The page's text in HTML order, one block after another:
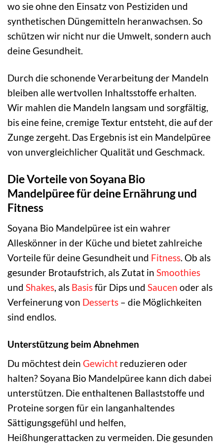
wo sie ohne den Einsatz von Pestiziden und
synthetischen Düngemitteln heranwachsen. So
schützen wir nicht nur die Umwelt, sondern auch
deine Gesundheit.
Durch die schonende Verarbeitung der Mandeln
bleiben alle wertvollen Inhaltsstoffe erhalten.
Wir mahlen die Mandeln langsam und sorgfältig,
bis eine feine, cremige Textur entsteht, die auf der
Zunge zergeht. Das Ergebnis ist ein Mandelpüree
von unvergleichlicher Qualität und Geschmack.
Die Vorteile von Soyana Bio
Mandelpüree für deine Ernährung und
Fitness
Soyana Bio Mandelpüree ist ein wahrer
Alleskönner in der Küche und bietet zahlreiche
Vorteile für deine Gesundheit und Fitness. Ob als
gesunder Brotaufstrich, als Zutat in Smoothies
und Shakes, als Basisfür Dips und Saucen oder als
Verfeinerung von Desserts – die Möglichkeiten
sind endlos.
Unterstützung beim Abnehmen
Du möchtest dein Gewicht reduzieren oder
halten? Soyana Bio Mandelpüree kann dich dabei
unterstützen. Die enthaltenen Ballaststoffe und
Proteine sorgen für ein langanhaltendes
Sättigungsgefühl und helfen,
Heißhungerattacken zu vermeiden. Die gesunden